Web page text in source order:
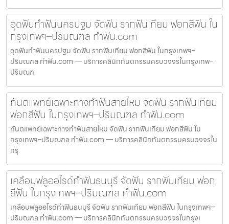
อุดฟันทำฟันนครปฐม จัดฟัน รากฟันเทียม ฟอกสีฟัน ใน
กรุงเทพฯ–ปริมณฑล ทำฟัน.com
อุดฟันทำฟันนครปฐม จัดฟัน รากฟันเทียม ฟอกสีฟัน ในกรุงเทพฯ–
ปริมณฑล ทำฟัน.com — บริการคลินิกทันตกรรมครบวงจรในกรุงเทพ–
ปริมณฑ
ทันตแพทย์เฉพาะทางทำฟันสายไหม จัดฟัน รากฟันเทียม
ฟอกสีฟัน ในกรุงเทพฯ–ปริมณฑล ทำฟัน.com
ทันตแพทย์เฉพาะทางทำฟันสายไหม จัดฟัน รากฟันเทียม ฟอกสีฟัน ใน
กรุงเทพฯ–ปริมณฑล ทำฟัน.com — บริการคลินิกทันตกรรมครบวงจรใน
กรุ
เคลือบฟลูออไรด์ทำฟันธนบุรี จัดฟัน รากฟันเทียม ฟอก
สีฟัน ในกรุงเทพฯ–ปริมณฑล ทำฟัน.com
เคลือบฟลูออไรด์ทำฟันธนบุรี จัดฟัน รากฟันเทียม ฟอกสีฟัน ในกรุงเทพฯ–
ปริมณฑล ทำฟัน.com — บริการคลินิกทันตกรรมครบวงจรในกรุงเ